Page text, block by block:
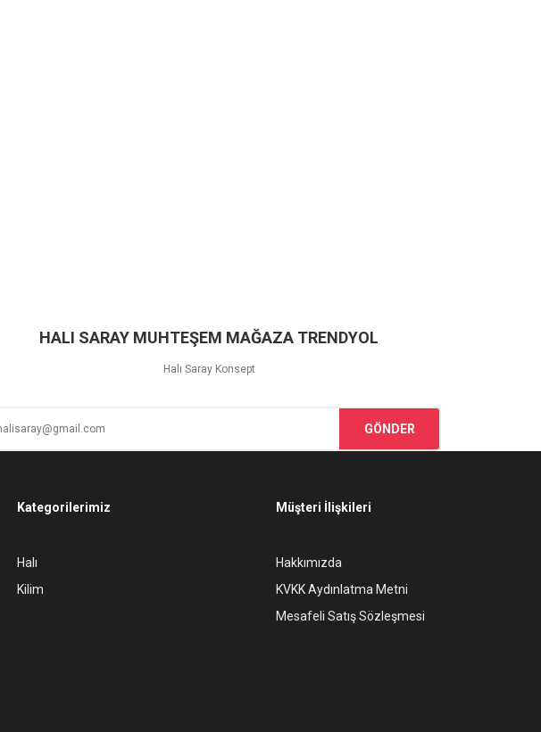
HALI SARAY MUHTEŞEM MAĞAZA TRENDYOL
Halı Saray Konsept
GÖNDER
Kategorilerimiz
Halı
Kilim
Müşteri İlişkileri
Hakkımızda
KVKK Aydınlatma Metni
Mesafeli Satış Sözleşmesi